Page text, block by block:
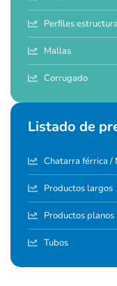
Perfiles
Mallas
Corrugado
Listado de
Chatarra férrica /
Productos largos
Productos planos
Tubos